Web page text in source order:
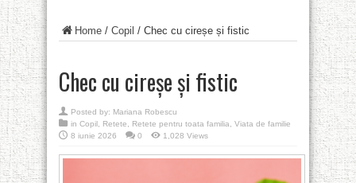
Home / Copil / Chec cu cireșe și fistic
Chec cu cireșe și fistic
Posted by: Mariana Robescu
in Copil Retete Retete pentru toata familia
Viata de familie
8 iunie 2026
0 1,028 Views